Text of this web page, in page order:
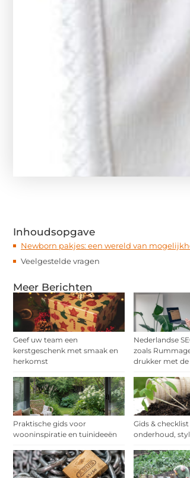
Inhoudsopgave
Newborn pakjes: een wereld van
Veelgestelde vragen
Meer Berichten
Geef uw team een
kerstgeschenk met smaak en
herkomst
Nederlandse
zoals
drukker met de
Praktische gids voor
wooninspiratie en tuinideeën
Gids &
onderhoud,